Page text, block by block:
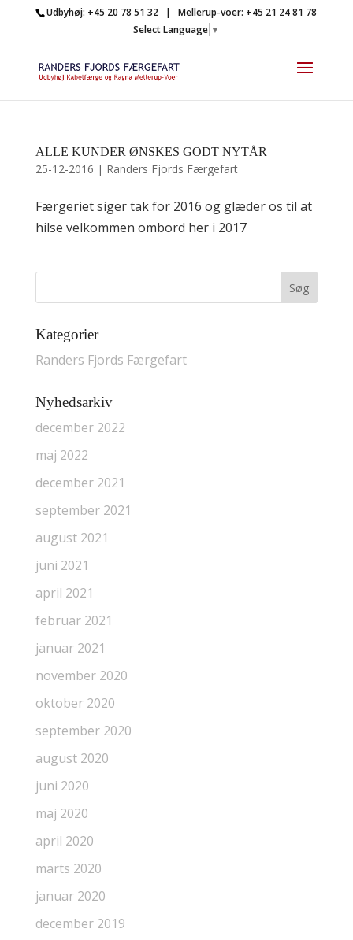
Udbyhøj: +45 20 78 51 32 | Mellerup-voer: +45 21 24 81 78
Select Language ▼
ALLE KUNDER ØNSKES GODT NYTÅR
25-12-2016 | Randers Fjords Færgefart
Færgeriet siger tak for 2016 og glæder os til at
hilse velkommen ombord her i 2017
Kategorier
Randers Fjords Færgefart
Nyhedsarkiv
december 2022
maj 2022
december 2021
september 2021
august 2021
juni 2021
april 2021
februar 2021
januar 2021
november 2020
oktober 2020
september 2020
august 2020
juni 2020
maj 2020
april 2020
marts 2020
januar 2020
december 2019